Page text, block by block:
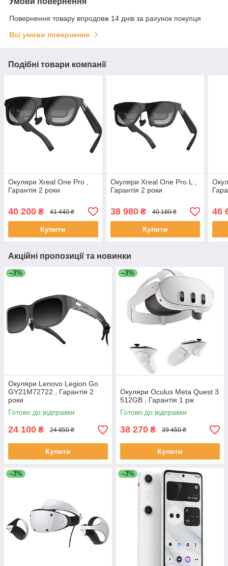
Повернення товару впродовж 14 днів за рахунок покупця
Всі умови повернення
Подібні товари компанії
Окуляри Xreal One Pro ,
Гарантія 2 роки
40 200 ₴ 41 440 ₴
Купити
Окуляри Xreal One Pro L ,
Гарантія 2 роки
38 980₴ 40 180 ₴
Купити
46
Акційні пропозиції та новинки
–3%
Окуляри Lenovo Legion Go
GY21M72722 , Гарантія 2
роки
Готово до відправки
24 100 ₴ 24 850 ₴
Купити
–3%
Окуляри Oculus Meta Quest 3
512GB , Гарантія 1 рік
Готово до відправки
38 270 ₴ 39 450 ₴
Купити
–3% –3%